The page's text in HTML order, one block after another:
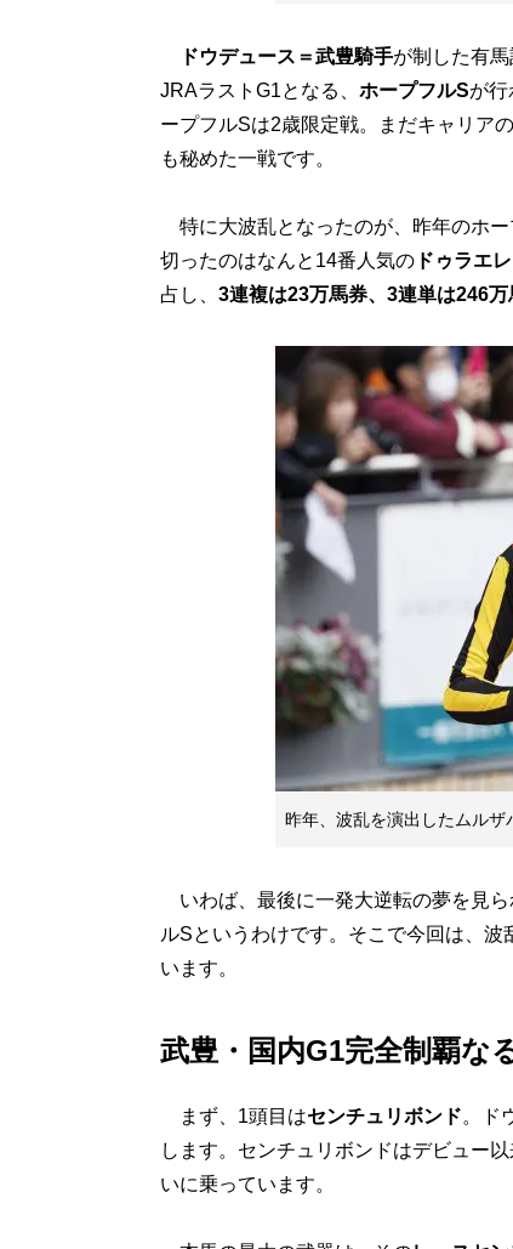
ドウデュース＝武豊騎手が制した有
JRAラストG1となる、 ホープフルSが
ープフルSは2歳限定戦。まだキャリア
も秘めた一戦です。
特に大波乱となったのが、昨年のホ
切ったのはなんと14番人気のドゥラエ
占し、 3連複は23万馬券、3連単は246万
昨年、波乱を演出したムル
いわば、最後に一発大逆転の夢を見
ルSというわけです。そこで今回は、波
います。
武豊・国内G1完全制覇
まず、1頭目はセンチュリボンド。ド
します。センチュリボンドはデビュー
いに乗っています。